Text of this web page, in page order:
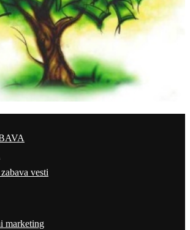
vesti
marketing